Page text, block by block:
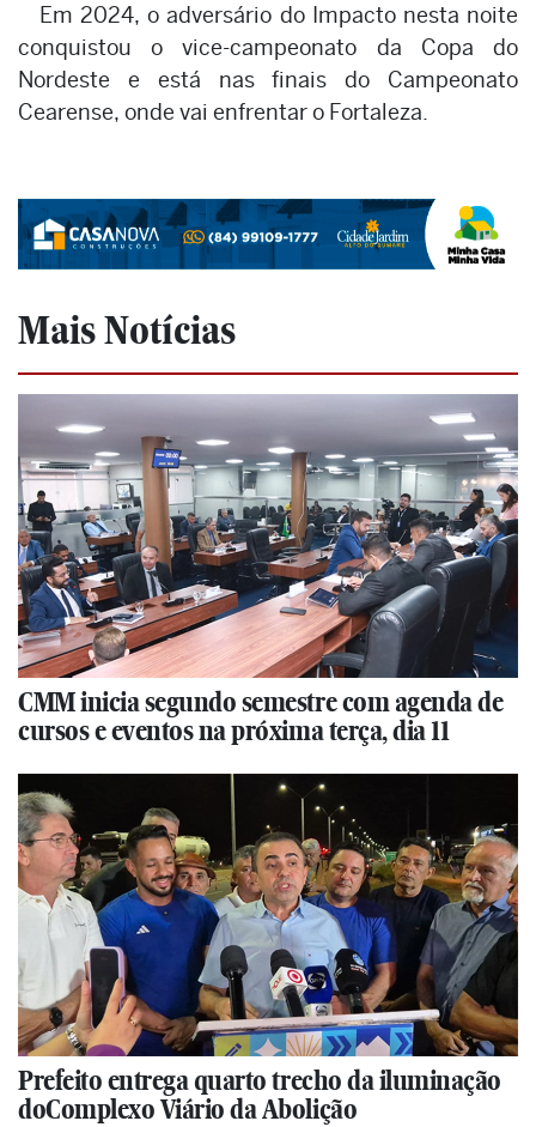
Em 2024, o adversário do Impacto nesta noite
conquistou o vice-campeonato da Copa do
Nordeste e está nas finais do Campeonato
Cearense, onde vai enfrentar o Fortaleza.
Mais Notícias
CMM inicia segundo semestre com agenda de
cursos e eventos na próxima terça, dia 11
Prefeito entrega quarto trecho da iluminação
doComplexo Viário da Abolição